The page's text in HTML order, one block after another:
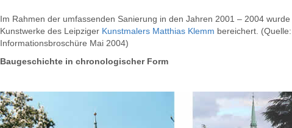
Im Rahmen der umfassenden Sanierung in den Jahren 2001 – 2004
Kunstwerke des Leipziger Kunstmalers Matthias Klemm bereichert.
Informationsbroschüre Mai 2004)
Baugeschichte in chronologischer Form